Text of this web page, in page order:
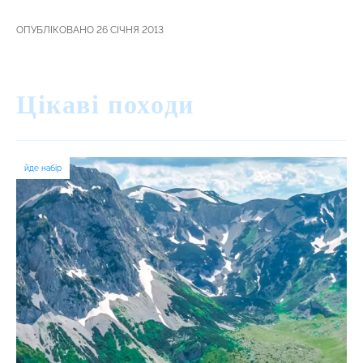
ОПУБЛІКОВАНО 26 СІЧНЯ 2013
Цікаві походи
йде набір